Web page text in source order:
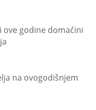
godine domaćini
na ovogodišnjem